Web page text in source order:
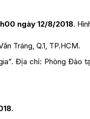
ngày 12/8/2018.
Tráng, Q.1, TP.HCM.
Địa chỉ: Phòng Đào
.